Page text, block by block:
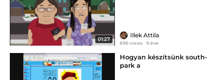
01:27
Illek Attila
696 views 9 éve
Hogyan készítsünk south-
park a